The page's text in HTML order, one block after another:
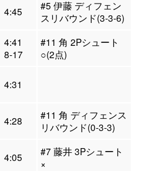
4:45
#5 伊藤 ディフェン
スリバウンド(3-3-6)
4:41
8-17
#11 角 2Pシュート
○(2点)
4:31
4:28
#11 角 ディフェンス
リバウンド(0-3-3)
4:05
#7 藤井 3Pシュート
×